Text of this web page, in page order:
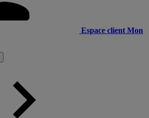
Espace client Mon